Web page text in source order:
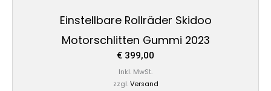
Einstellbare Rollräder Skidoo
Motorschlitten Gummi 2023
€ 399,00
Inkl. MwSt.
zzgl. Versand